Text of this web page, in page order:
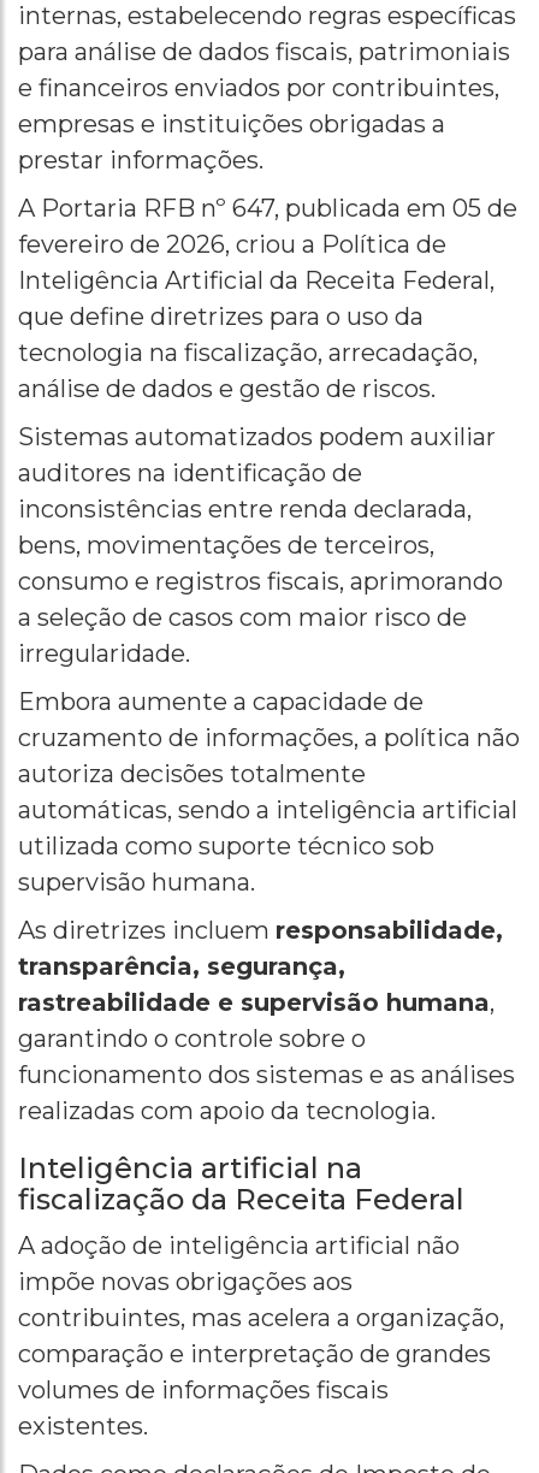
internas, estabelecendo regras específicas
para análise de dados fiscais, patrimoniais
e financeiros enviados por contribuintes,
empresas e instituições obrigadas a
prestar informações.
A Portaria RFB nº 647, publicada em 05 de
fevereiro de 2026, criou a Política de
Inteligência Artificial da Receita Federal,
que define diretrizes para o uso da
tecnologia na fiscalização, arrecadação,
análise de dados e gestão de riscos.
Sistemas automatizados podem auxiliar
auditores na identificação de
inconsistências entre renda declarada,
bens, movimentações de terceiros,
consumo e registros fiscais, aprimorando
a seleção de casos com maior risco de
irregularidade.
Embora aumente a capacidade de
cruzamento de informações, a política não
autoriza decisões totalmente
automáticas, sendo a inteligência artificial
utilizada como suporte técnico sob
supervisão humana.
As diretrizes incluem responsabilidade,
transparência, segurança,
rastreabilidade e supervisão humana,
garantindo o controle sobre o
funcionamento dos sistemas e as análises
realizadas com apoio da tecnologia.
Inteligência artificial na
fiscalização da Receita Federal
A adoção de inteligência artificial não
impõe novas obrigações aos
contribuintes, mas acelera a organização,
comparação e interpretação de grandes
volumes de informações fiscais
existentes.